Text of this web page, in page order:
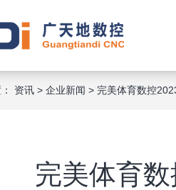
资讯> 企业新闻 > 完美体育数控
完美体育